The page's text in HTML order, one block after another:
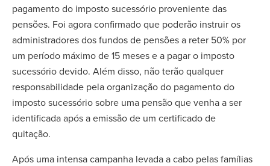
pagamento do imposto sucessório proveniente das
pensões. Foi agora confirmado que poderão instruir os
administradores dos fundos de pensões a reter 50% por
um período máximo de 15 meses e a pagar o imposto
sucessório devido. Além disso, não terão qualquer
responsabilidade pela organização do pagamento do
imposto sucessório sobre uma pensão que venha a ser
identificada após a emissão de um certificado de
quitação.
Após uma intensa campanha levada a cabo pelas famílias